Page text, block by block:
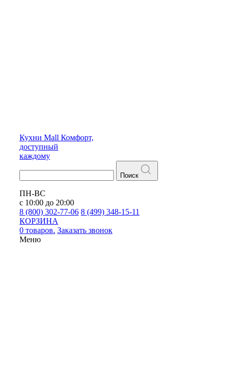
Кухни Mall Комфорт,
доступный
каждому
Поиск
ПН-ВС
с 10:00 до 20:00
8 (800) 302-77-06 8 (499) 348-15-11
КОРЗИНА
0 товаров. Заказать звонок
Меню